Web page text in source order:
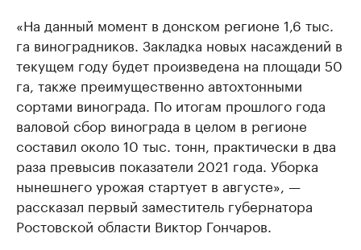
«На данный момент в донском регионе 1,6 тыс.
га виноградников. Закладка новых насаждений в
текущем году будет произведена на площади 50
га, также преимущественно автохтонными
сортами винограда. По итогам прошлого года
валовой сбор винограда в целом в регионе
составил около 10 тыс. тонн, практически в два
раза превысив показатели 2021 года. Уборка
нынешнего урожая стартует в августе», —
рассказал первый заместитель губернатора
Ростовской области Виктор Гончаров.